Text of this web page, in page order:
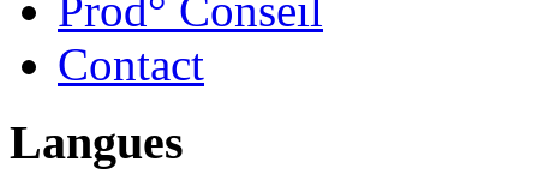
Prod° Conseil
Contact
Langues